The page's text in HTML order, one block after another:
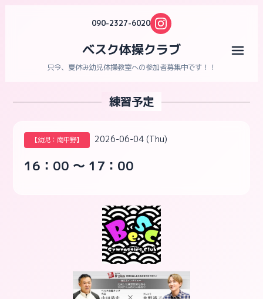
090-2327-6020
ベスク体操クラブ
只今、夏休み幼児体操教室への参加者募集中です！！
練習予定
【幼児：南中野】 2026-06-04 (Thu)
16：00 ～ 17：00